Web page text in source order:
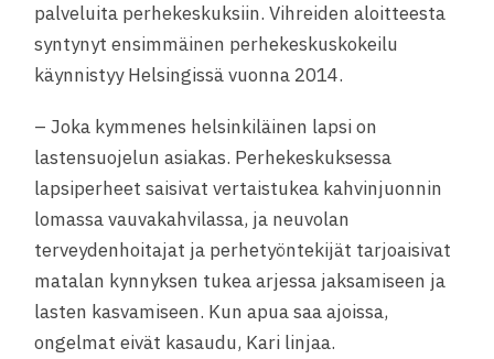
palveluita perhekeskuksiin. Vihreiden aloitteesta
syntynyt ensimmäinen perhekeskuskokeilu
käynnistyy Helsingissä vuonna 2014.
– Joka kymmenes helsinkiläinen lapsi on
lastensuojelun asiakas. Perhekeskuksessa
lapsiperheet saisivat vertaistukea kahvinjuonnin
lomassa vauvakahvilassa, ja neuvolan
terveydenhoitajat ja perhetyöntekijät tarjoaisivat
matalan kynnyksen tukea arjessa jaksamiseen ja
lasten kasvamiseen. Kun apua saa ajoissa,
ongelmat eivät kasaudu, Kari linjaa.